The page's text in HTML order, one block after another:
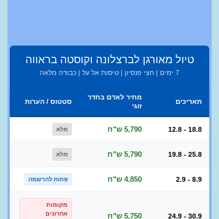
טיול מאורגן לברצלונה וקוסטה בראווה
7 ימים | חצי פנסיון | טיסות אל על | כבודה מלאה
תאריכים
מחיר לאדם בחדר
זוגי
סטטוס / הערות
12.8 - 18.8 5,790 ש"ח מלא
19.8 - 25.8 5,790 ש"ח מלא
2.9 - 8.9 4,850 ש"ח פתוח להרשמה
24.9 - 30.9 5,750 ש"ח
מקומות
אחרונים